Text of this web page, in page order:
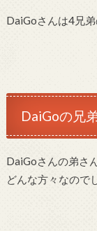
DaiGoさんは4兄
DaiGoの兄
DaiGoさんの弟さ
どんな方々なので